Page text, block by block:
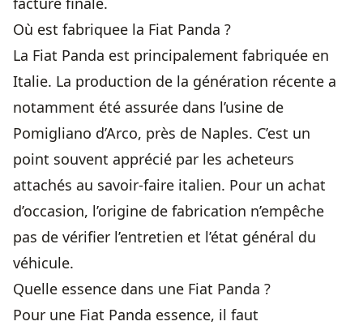
Où est fabriquee la Fiat Panda ?
La Fiat Panda est principalement fabriquée en
Italie. La production de la génération récente a
notamment été assurée dans l’usine de
Pomigliano d’Arco, près de Naples. C’est un
point souvent apprécié par les acheteurs
attachés au savoir-faire italien. Pour un achat
d’occasion, l’origine de fabrication n’empêche
pas de vérifier l’entretien et l’état général du
véhicule.
Quelle essence dans une Fiat Panda ?
Pour une Fiat Panda essence, il faut